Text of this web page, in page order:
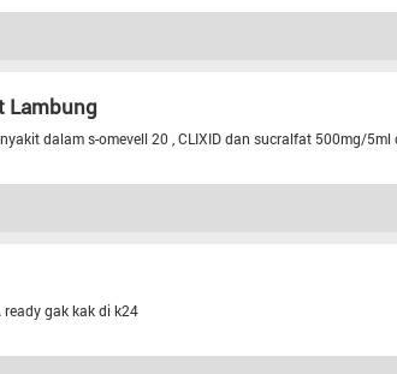
Lambung
dalam s-omevell 20 , CLIXID dan sucralfat 500mg/
ready gak kak di k24